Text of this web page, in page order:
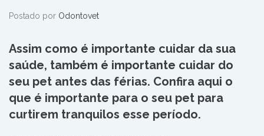
Postado por Odontovet
Assim como é importante cuidar da sua
saúde, também é importante cuidar do
seu pet antes das férias. Confira aqui o
que é importante para o seu pet para
curtirem tranquilos esse período.